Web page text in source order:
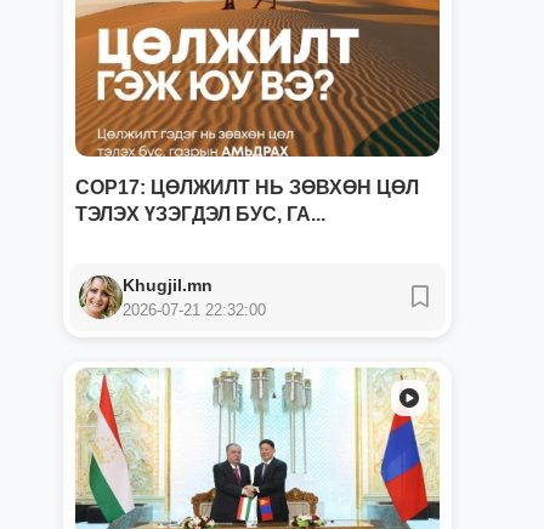
СОР17: ЦӨЛЖИЛТ НЬ ЗӨВХӨН ЦӨЛ
ТЭЛЭХ ҮЗЭГДЭЛ БУС, ГА...
Khugjil.mn
2026-07-21 22:32:00